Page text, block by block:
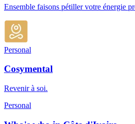
Ensemble faisons pétiller votre énergie
Personal
Cosymental
Revenir à soi.
Personal